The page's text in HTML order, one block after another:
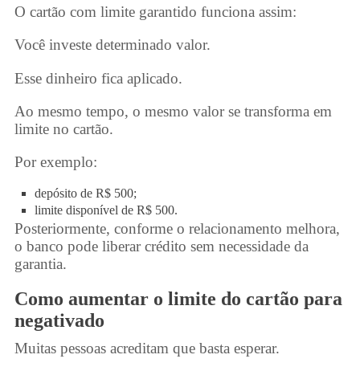
O cartão com limite garantido funciona assim:
Você investe determinado valor.
Esse dinheiro fica aplicado.
Ao mesmo tempo, o mesmo valor se transforma em
limite no cartão.
Por exemplo:
depósito de R$ 500;
limite disponível de R$ 500.
Posteriormente, conforme o relacionamento melhora,
o banco pode liberar crédito sem necessidade da
garantia.
Como aumentar o limite do cartão para
negativado
Muitas pessoas acreditam que basta esperar.